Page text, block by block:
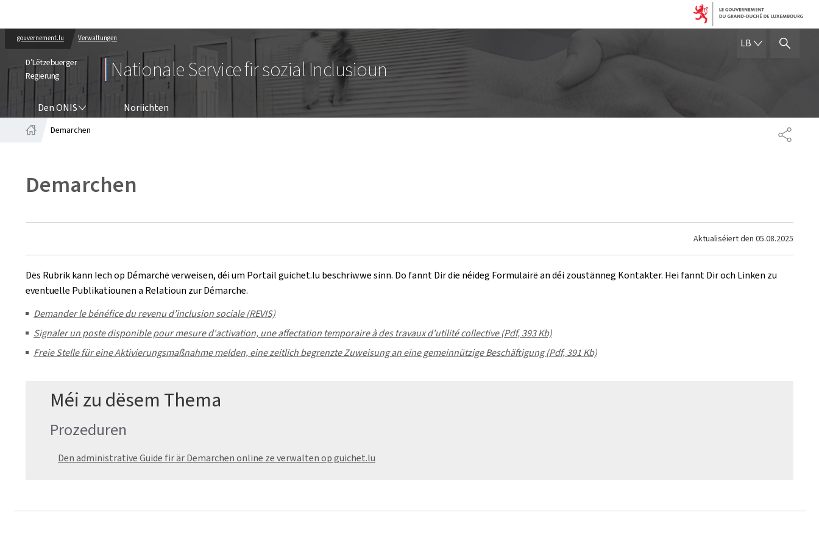
gouvernement.lu Verwaltungen
D’Lëtzebuerger
Regierung
Nationale Service fir sozial Inclusioun
LB SHOW HIDE SEARCH
Den ONIS
Noriichten
Demarchen
Demarchen
Aktualiséiert den 05.08.2025
Dës Rubrik kann Iech op Démarchë verweisen, déi um Portail guichet.lu beschriwwe sinn. Do fannt Dir die néideg Formulairë an déi zoustänneg Kontakter. Hei fannt Dir och Linken zu
eventuelle Publikatiounen a Relatioun zur Démarche.
Demander le bénéfice du revenu d’inclusion sociale (REVIS)
Signaler un poste disponible pour mesure d'activation, une affectation temporaire à des travaux d'utilité collective (Pdf, 393 Kb)
Freie Stelle für eine Aktivierungsmaßnahme melden, eine zeitlich begrenzte Zuweisung an eine gemeinnützige Beschäftigung (Pdf, 391 Kb)
Méi zu dësem Thema
Prozeduren
Den administrative Guide fir är Demarchen online ze verwalten op guichet.lu